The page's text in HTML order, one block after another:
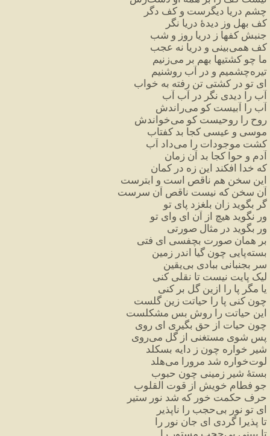
چشم دریا دیگرست و کف دگر
کف بهل وز دیدهٔ دریا نگر
جنبش کفها ز دریا روز و شب
کف همیبینی و دریا نه عجب
ما چو کشتیها بهم بر میزنیم
تیرهچشمیم و در آب روشنیم
ای تو در کشتی تن رفته به خواب
آب را دیدی نگر در آب آب
آب را آبیست کو میراندش
روح را روحیست کو میخواندش
موسی و عیسی کجا بد کفتاب
کشت موجودات را میداد آب
آدم و حوا کجا بد آن زمان
که خدا افکند این زه در کمان
این سخن هم ناقص است و ابترست
آن سخن که نیست ناقص آن سرست
گر بگوید زان بلغزد پای تو
ور نگوید هیچ از آن ای وای تو
ور بگوید در مثال صورتی
بر همان صورت بچفسی ای فتی
بستهپایی چون گیا اندر زمین
سر بجنبانی ببادی بییقین
لیک پایت نیست تا نقلی کنی
یا مگر پا را ازین گل بر کنی
چون کنی پا را حیاتت زین گلست
این حیاتت را روش بس مشکلست
چون حیات از حق بگیری ای روی
پس شوی مستغنی از گل میروی
شیر خواره چون ز دایه بسکلد
لوتخواره شد مرورا میهلد
بستهٔ شیر زمینی چون حبوب
جو فطام خویش از قوت القلوب
حرف حکمت خور که شد نور ستیر
ای تو نور بیحجب را
ناپذیر
تا پذیرا گردی ای جان نور را